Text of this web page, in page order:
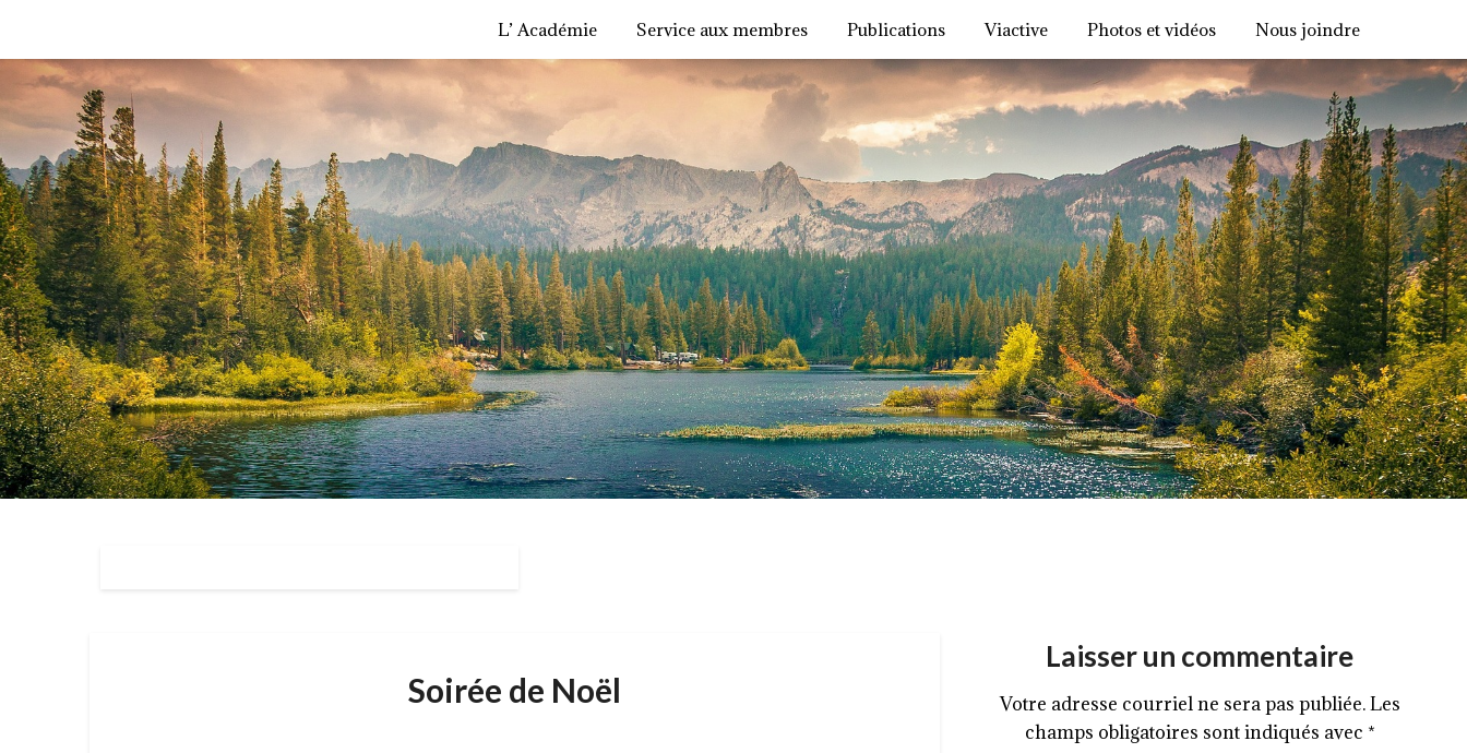
L’ Académie Service aux membres Publications Viactive Photos et vidéos Nous joindre
Soirée de Noël
Laisser un commentaire
Votre adresse courriel ne sera pas publiée.Les
champs obligatoires sont indiqués avec *